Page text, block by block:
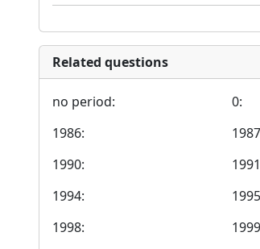
Related questions
no period: 0:
1986:
1990:
1994:
1998: